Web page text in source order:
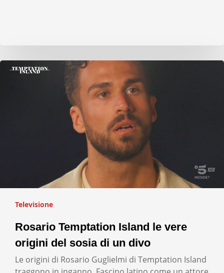
Televisione
Rosario Temptation Island le vere
origini del sosia di un divo
Le origini di Rosario Guglielmi di Temptation Island